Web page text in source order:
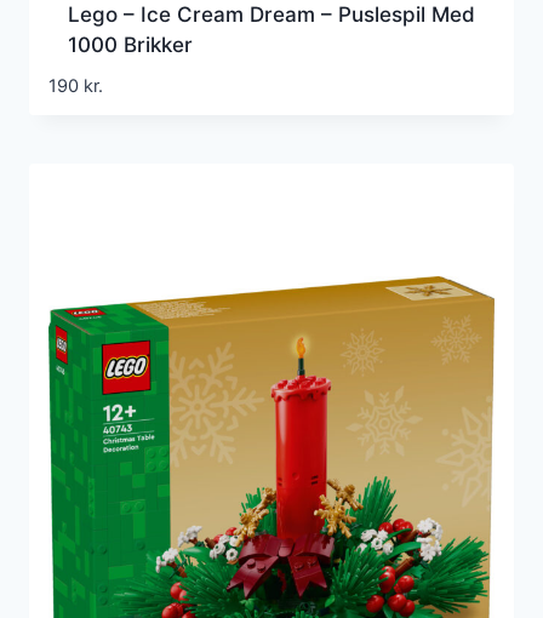
Lego – Ice Cream Dream – Puslespil Med
1000 Brikker
190 kr.